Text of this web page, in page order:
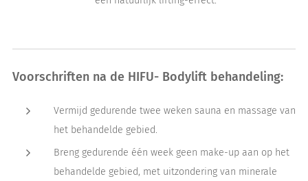
Voorschriften na de HIFU- Bodylift behandeling:
Vermijd gedurende twee weken sauna en massage van
het behandelde gebied.
Breng gedurende één week geen make-up aan op het
behandelde gebied, met uitzondering van minerale